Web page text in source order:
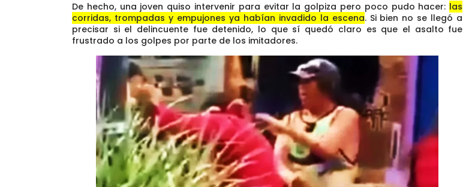
De hecho, una joven quiso intervenir para evitar la golpiza pero poco pudo hacer: las
corridas, trompadas y empujones ya habían invadido la escena. Si bien no se llegó a
precisar si el delincuente fue detenido, lo que sí quedó claro es que el asalto fue
frustrado a los golpes por parte de los imitadores.